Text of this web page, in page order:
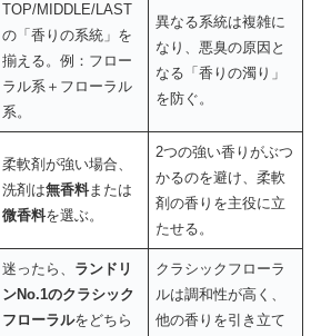
TOP/MIDDLE/LAST
の「香りの系統」を
揃える。例：フロー
ラル系＋フローラル
系。
異なる系統は複雑に
なり、悪臭の原因と
なる「香りの濁り」
を防ぐ。
柔軟剤が強い場合、
洗剤は無香料または
微香料を選ぶ。
2つの強い香りがぶつ
かるのを避け、柔軟
剤の香りを主役に立
たせる。
迷ったら、 ランドリ
ンNo.1のクラシック
フローラルをどちら
クラシックフローラ
ルは調和性が高く、
他の香りを引き立て